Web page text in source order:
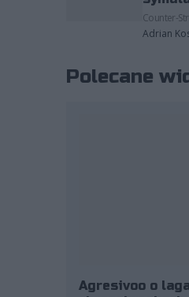
Counter-
Adrian
Polecane
Agresivoo o